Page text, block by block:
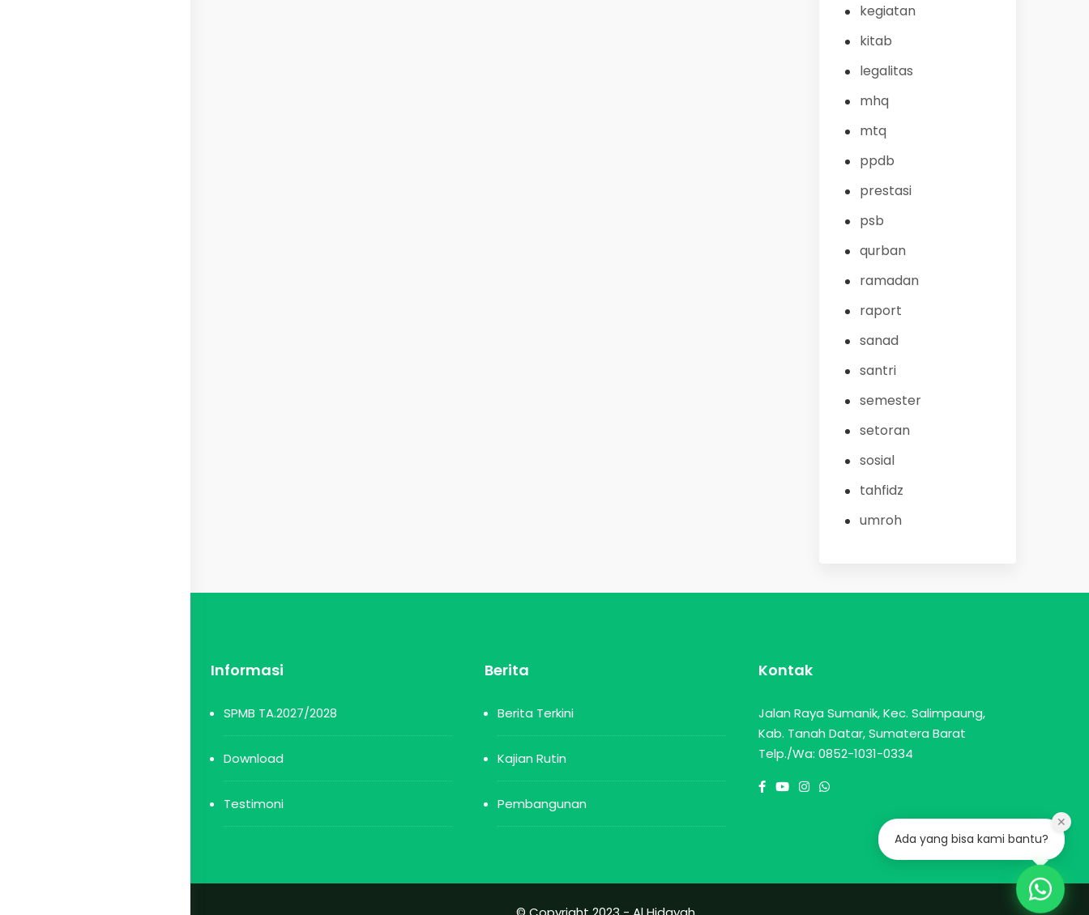
kegiatan
kitab
legalitas
mhq
mtq
ppdb
prestasi
psb
qurban
ramadan
raport
sanad
santri
semester
setoran
sosial
tahfidz
umroh
Informasi
SPMB TA.2027/2028
Download
Testimoni
Berita
Berita Terkini
Kajian Rutin
Pembangunan
Kontak
Jalan Raya Sumanik, Kec. Salimpaung,
Kab. Tanah Datar, Sumatera Barat
Telp./Wa: 0852-1031-0334
✕
Ada yang bisa kami bantu?